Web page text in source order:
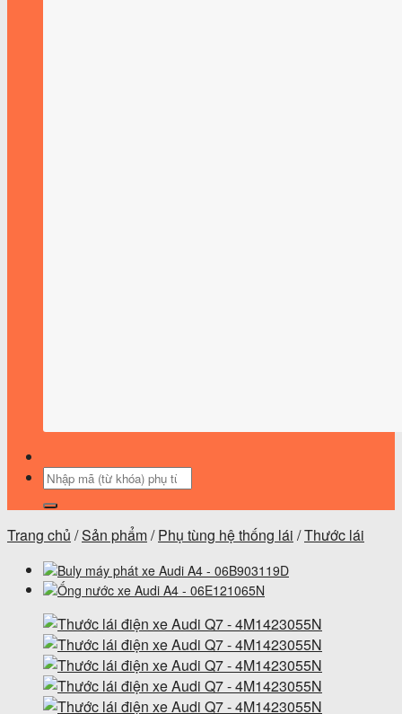
Tìm
Trang chủ /Sản phẩm/ Phụ tùng hệ thống lái /Thước lái